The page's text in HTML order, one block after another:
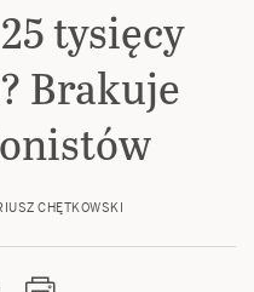
tysięcy
Brakuje
CHĘTKOWSKI